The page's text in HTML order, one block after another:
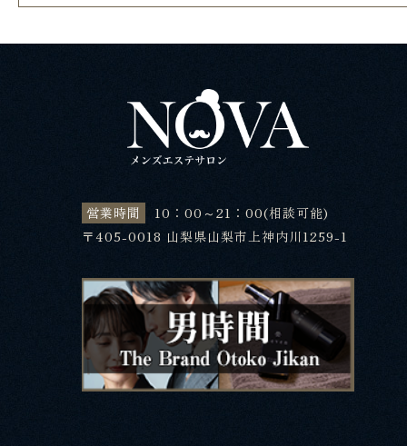
営業時間
10：00～21：00(相談可能)
〒405-0018 山梨県山梨市上神内川1259-1